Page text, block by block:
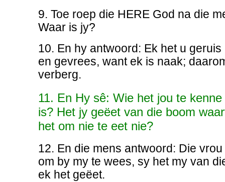
9. Toe roep die HERE God na die
Waar is jy?
10. En hy antwoord: Ek het u
en gevrees, want ek is naak;
verberg.
11. En Hy sê: Wie het jou te
is? Het jy geëet van die boom
het om nie te eet nie?
12. En die mens antwoord: Die
om by my te wees, sy het my van
ek het geëet.